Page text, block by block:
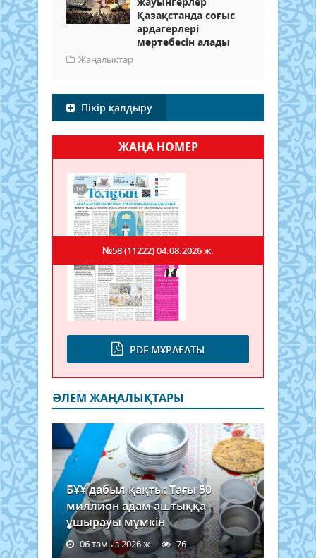
Қазақстанда соғыс
ардагерлері
мәртебесін алады
Жаңалықтар
Пікір қалдыру
ЖАҢА НОМЕР
PDF МҰРАҒАТЫ
№58 (11222)04.08.2026 ж.
ӘЛЕМ ЖАҢАЛЫҚТАРЫ
БҰҰ дабыл қақты: Тағы 50
миллион адам аштыққа
ұшырауы мүмкін
06 тамыз 2026 ж. 76